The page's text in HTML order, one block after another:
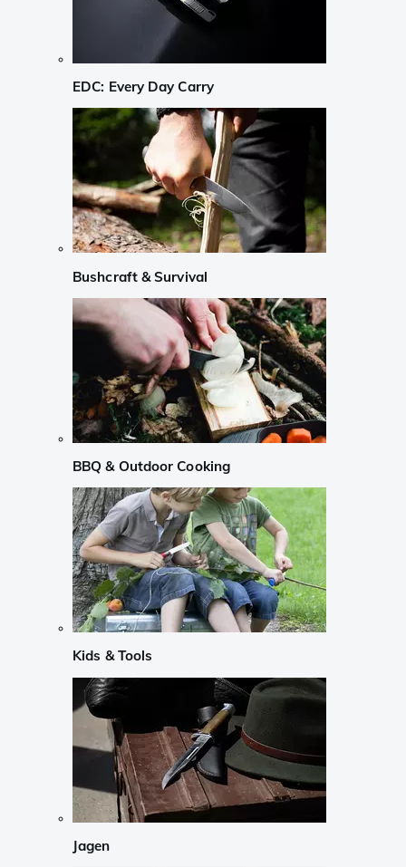
EDC: Every Day Carry
Bushcraft & Survival
BBQ & Outdoor Cooking
Kids & Tools
Jagen